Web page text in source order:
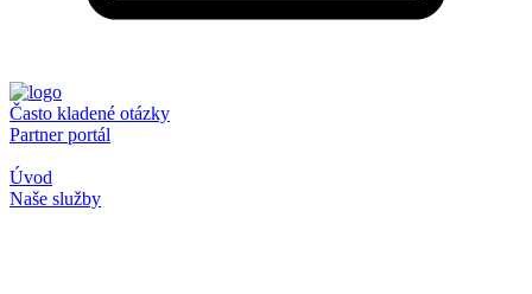
Často kladené otázky
Partner portál
Úvod
Naše služby